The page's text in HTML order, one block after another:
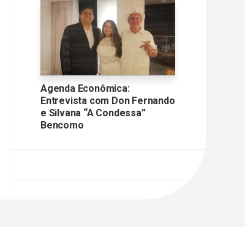
Agenda Econômica:
Entrevista com Don Fernando
e Silvana “A Condessa”
Bencomo